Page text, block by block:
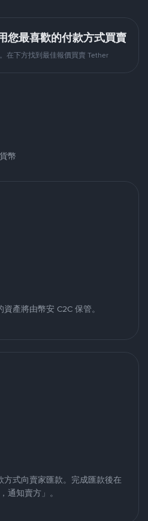
您最喜歡的付款方式買賣
在下方找到最佳報價買賣 Tether
幣
產將由幣安 C2C 保管。
式向賣家匯款。完成匯款後在
通知賣方」。